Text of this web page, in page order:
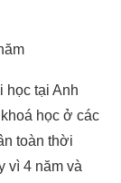
học tại Anh
học ở các
toàn thời
vì 4 năm và